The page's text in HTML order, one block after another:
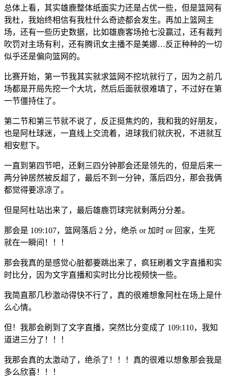
总体上看，其实雄鹿整体纸面实力还是占优一些，但是篮网有
我杜，我始终相信有我杜什么奇迹都会发生。再加上篮网主
场，还有一些历史数据，比如雄鹿客场抢七没赢过，还有裁判
吹罚对主场有利，还有腾讯女主播不是美娜…反正种种的一切
似乎还是偏向篮网的。
比赛开始，第一节我其实就求篮网不挖坑就行了，因为之前几
场都是开局先挖一个大坑，然后后面就很难填了，不过好在第
一节僵持住了。
第二节和第三节就不说了，反正挺焦灼的，我和我的好朋友，
也是阿杜球迷，一直线上交流着，进球我们就庆祝，不进就互
相安慰下。
一直到第四节吧，还剩三四分钟那会还是领先的，但是后来一
两分钟居然被反超了，最后不到一分钟，落后四分，那会我俩
都觉得要凉凉了。
但是阿杜站出来了，最后雄鹿罚球完就剩两分分差。
那会是 109:107，篮网落后 2 分，绝杀 or 加时 or 回家，生死
就在一瞬间！！！
那会我真的是感觉心脏都要跳出来了，疯狂刷着文字直播和实
时比分，因为文字直播和实时比分比视频快一些。
我简直那几秒激动得快不行了，真的很难想象阿杜在场上是什
么心情。
但！我那会刷到了文字直播，突然比分变成了 109:110，我知
道进三分了！！！
我那会真的太激动了，绝杀了！！！真的很难以想象那会我是
多么欣喜！！！